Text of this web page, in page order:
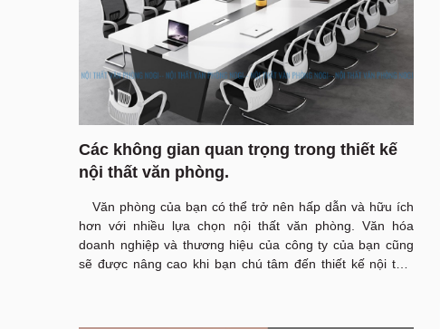
Các không gian quan trọng trong thiết kế
nội thất văn phòng.
Văn phòng của bạn có thể trở nên hấp dẫn và hữu ích
hơn với nhiều lựa chọn nội thất văn phòng. Văn hóa
doanh nghiệp và thương hiệu của công ty của bạn cũng
sẽ được nâng cao khi bạn chú tâm đến thiết kế nội thất